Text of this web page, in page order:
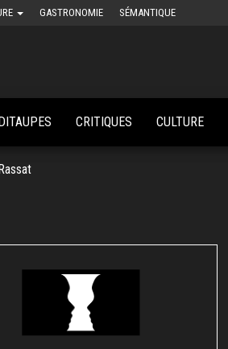
GASTRONOMIE SÉMANTIQUE
CRITIQUES CULTURE